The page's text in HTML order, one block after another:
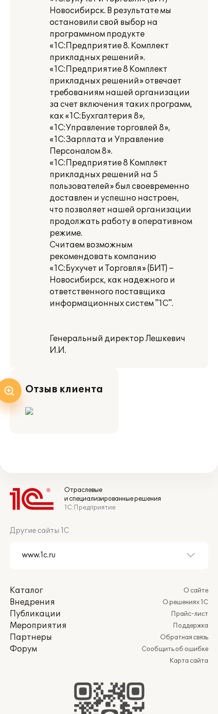
Новосибирск. В результате мы
остановили свой выбор на
программном продукте
«1С:Предприятие 8. Комплект
прикладных решений».
«1С:Предприятие 8 Комплект
прикладных решений» отвечает
требованиям нашей организации
за счет включения таких программ,
как «1С:Бухгалтерия 8»,
«1С:Управление торговлей 8»,
«1С:Зарплата и Управление
Персоналом 8».
«1С:Предприятие 8 Комплект
прикладных решений на 5
пользователей» был своевременно
доставлен и успешно настроен,
что позволяет нашей организации
продолжать работу в оперативном
режиме.
Считаем возможным
рекомендовать компанию
«1С:Бухучет и Торговля» (БИТ) –
Новосибирск, как надежного и
ответственного поставщика
информационных систем "1С".
Генеральный директор Лешкевич
И.И.
Отзыв клиента
Отраслевые
и специализированные решения
1С:Предприятие
Другие сайты 1С
Каталог
Внедрения
Публикации
Мероприятия
Партнеры
Форум
О сайте
О решениях 1С
Прайс-лист
Поддержка
Обратная связь
Сообщить об ошибке
Карта сайта